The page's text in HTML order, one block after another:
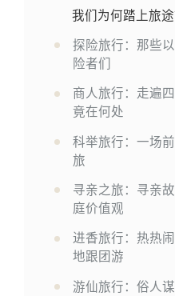
我们为何踏上旅途
探险旅行：那些
险者们
商人旅行：走遍
竟在何处
科举旅行：一场
旅
寻亲之旅：寻亲
庭价值观
进香旅行：热热
地跟团游
游仙旅行：俗人